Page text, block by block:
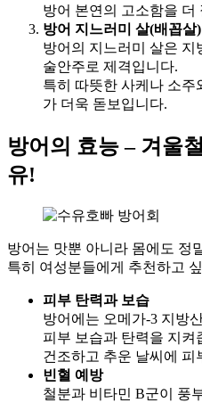
방어 본연의 고소함을 더
방어 지느러미 살(배꼽살
방어의 지느러미 살은 지
술안주로 제격입니다.
특히 따뜻한 사케나 소주
가 더욱 돋보입니다.
방어의 효능 – 겨울
유!
방어는 맛뿐 아니라 몸에도 정
특히 여성분들에게 추천하고
피부 탄력과 보습
방어에는 오메가-3 지방
피부 보습과 탄력을 지켜
건조하고 추운 날씨에 피
빈혈 예방
철분과 비타민 B군이 풍